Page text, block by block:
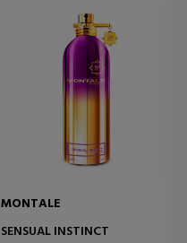
MONTALE
SENSUAL INSTINCT